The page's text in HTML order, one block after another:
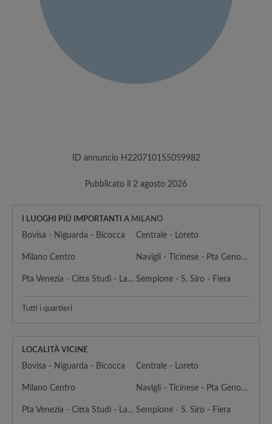
ID annuncio H220710155059982
Pubblicato il 2 agosto 2026
I LUOGHI PIÙ IMPORTANTI A MILANO
Bovisa - Niguarda - Bicocca Centrale - Loreto
Milano Centro Navigli - Ticinese - Pta Genova - Lorenteggio
Pta Venezia - Citta Studi - Lambrate Sempione - S. Siro - Fiera
Tutti i quartieri
LOCALITÀ VICINE
Bovisa - Niguarda - Bicocca Centrale - Loreto
Milano Centro Navigli - Ticinese - Pta Genova - Lorenteggio
Pta Venezia - Citta Studi - Lambrate Sempione - S. Siro - Fiera